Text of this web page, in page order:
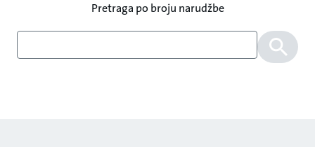
Pretraga po broju narudžbe